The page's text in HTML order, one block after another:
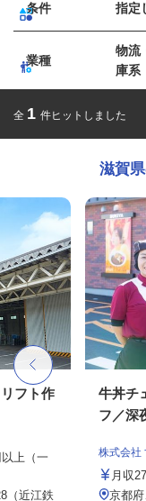
条件 指定
業種
物流
庫系
全 1 件ヒットしました
滋賀
フト作
上（一
（近江鉄
牛丼チ
フ／深
株式会
月収
京都